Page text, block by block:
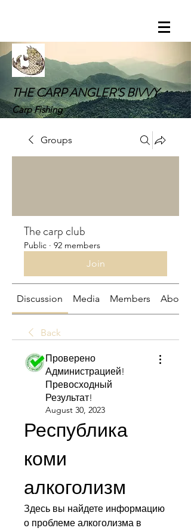
THE CARP ANGLER'S BIVVY
Carp Fishing
Groups
The carp club
Public · 92 members
Join
Discussion Media Members About
Back
Проверено
Администрацией!
Превосходный
Результат!
August 30, 2023
Республика
коми
алкоголизм
Здесь вы найдете информацию
о проблеме алкоголизма в